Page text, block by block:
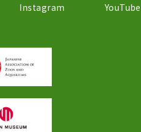
Instagram YouTube